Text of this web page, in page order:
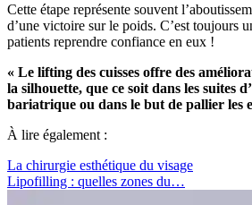
Cette étape représente souvent
d’une victoire sur le poids. C’est toujours
patients reprendre confiance en eux !
« Le lifting des cuisses offre des
la silhouette, que ce soit dans les suites
bariatrique ou dans le but de pallier les
À lire également :
La chirurgie esthétique du visage
Lipofilling : quelles zones du…